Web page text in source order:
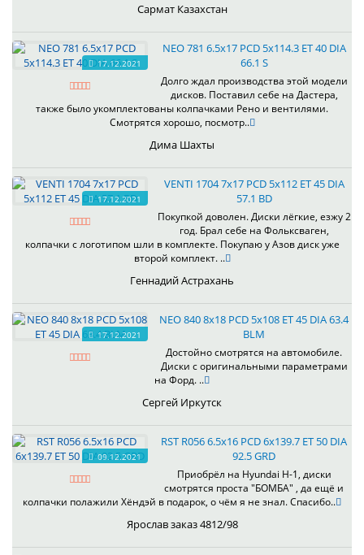
Сармат Казахстан
17.12.2021
NEO 781 6.5x17 PCD 5x114.3 ET 40 DIA
66.1 S
Долго ждал производства этой модели
дисков. Поставил себе на Дастера,
также было укомплектованы колпачками Рено и вентилями.
Смотрятся хорошо, посмотр..
Дима Шахты
17.12.2021
VENTI 1704 7x17 PCD 5x112 ET 45 DIA
57.1 BD
Покупкой доволен. Диски лёгкие, езжу 2
год. Брал себе на Фольксваген,
колпачки с логотипом шли в комплекте. Покупаю у Азов диск уже
второй комплект. ..
Геннадий Астрахань
17.12.2021
NEO 840 8x18 PCD 5x108 ET 45 DIA 63.4
BLM
Достойно смотрятся на автомобиле.
Диски с оригинальными параметрами
на Форд. ..
Сергей Иркутск
09.12.2021
RST R056 6.5x16 PCD 6x139.7 ET 50 DIA
92.5 GRD
Приобрёл на Hyundai H-1, диски
смотрятся проста "БОМБА" , да ещё и
колпачки полажили Хёндэй в подарок, о чём я не знал. Спасибо..
Ярослав заказ 4812/98